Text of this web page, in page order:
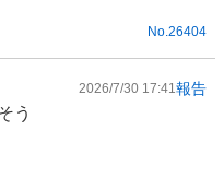
No.26404
2026/7/30 17:41報告
う